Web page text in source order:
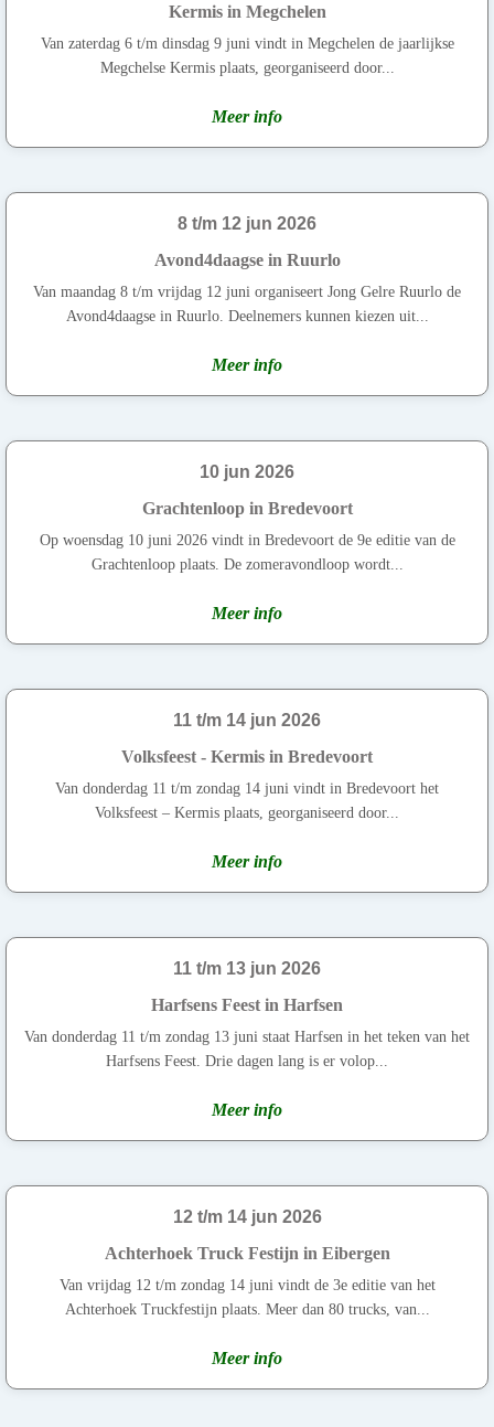
Kermis in Megchelen
Van zaterdag 6 t/m dinsdag 9 juni vindt in Megchelen de jaarlijkse
Megchelse Kermis plaats, georganiseerd door...
Meer info
8 t/m 12 jun 2026
Avond4daagse in Ruurlo
Van maandag 8 t/m vrijdag 12 juni organiseert Jong Gelre Ruurlo de
Avond4daagse in Ruurlo. Deelnemers kunnen kiezen uit...
Meer info
10 jun 2026
Grachtenloop in Bredevoort
Op woensdag 10 juni 2026 vindt in Bredevoort de 9e editie van de
Grachtenloop plaats. De zomeravondloop wordt...
Meer info
11 t/m 14 jun 2026
Volksfeest - Kermis in Bredevoort
Van donderdag 11 t/m zondag 14 juni vindt in Bredevoort het
Volksfeest – Kermis plaats, georganiseerd door...
Meer info
11 t/m 13 jun 2026
Harfsens Feest in Harfsen
Van donderdag 11 t/m zondag 13 juni staat Harfsen in het teken van het
Harfsens Feest. Drie dagen lang is er volop...
Meer info
12 t/m 14 jun 2026
Achterhoek Truck Festijn in Eibergen
Van vrijdag 12 t/m zondag 14 juni vindt de 3e editie van het
Achterhoek Truckfestijn plaats. Meer dan 80 trucks, van...
Meer info